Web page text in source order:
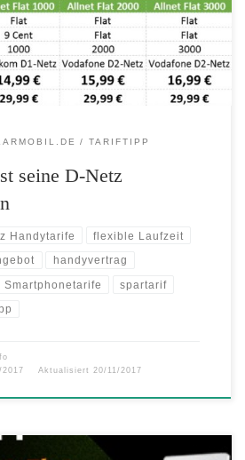
mit bis zu 3 GB Datenvolumen und die
2 GB. […]
TARIFTIPP
seine D-Netz
Handytarife flexible Laufzeit
handyvertrag
Smartphonetarife spartarif
Aktualisiert 20/11/2017